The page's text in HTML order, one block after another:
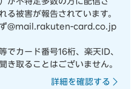
る被害が報告されています。
ず@mail.rakuten-card.co.jp
でカード番号16桁、楽天ID、
き取ることはございません。
詳細を確認する